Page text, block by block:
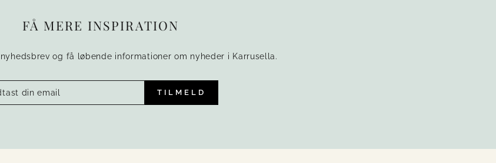
FÅ MERE INSPIRATION
og få løbende informationer om nyheder i Karrusella.
TILMELD